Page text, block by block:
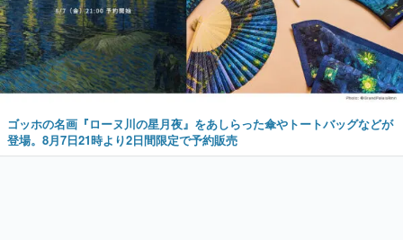
ゴッホの名画『ローヌ川の星月夜』をあしらった傘やトートバッグなどが
登場。8月7日21時より2日間限定で予約販売